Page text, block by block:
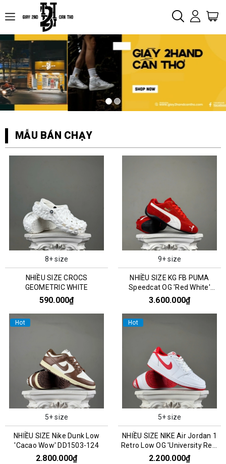
MẪU BÁN CHẠY
8+ size
NHIỀU SIZE CROCS
GEOMETRIC WHITE
590.000₫
9+ size
NHIỀU SIZE KG FB PUMA
Speedcat OG 'Red White'
400986-02
3.600.000₫
Hot
5+ size
NHIỀU SIZE Nike Dunk Low
'Cacao Wow' DD1503-124
2.800.000₫
Hot
5+ size
NHIỀU SIZE NIKE Air Jordan 1
Retro Low OG 'University Red'
CZ0790-161
2.200.000₫